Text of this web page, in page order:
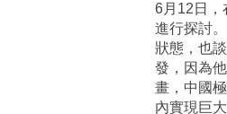
6月12日，
進行探討
狀態，也
發，因為
畫，中國
內實現巨